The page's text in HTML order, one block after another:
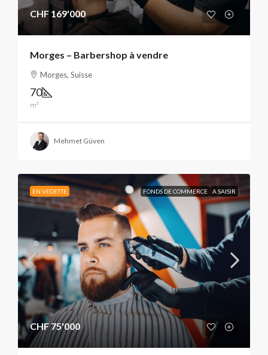
CHF 169'000
Morges – Barbershop à vendre
Morges, Suisse
70
m²
Mehmet Güven
EN VEDETTE FONDS DE COMMERCE A SAISIR
CHF 75'000